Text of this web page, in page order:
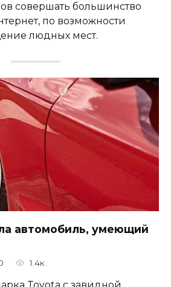
совершать большинство
по возможности
людных мест.
автомобиль, умеющий
1.4к.